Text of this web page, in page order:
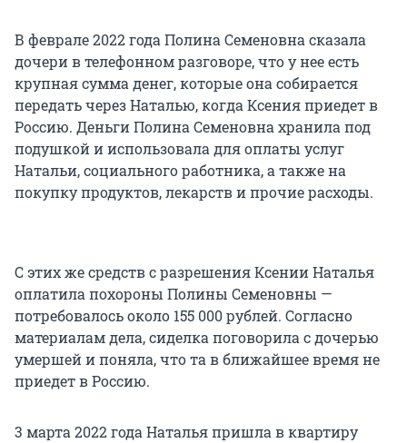
В феврале 2022 года Полина Семеновна сказала
дочери в телефонном разговоре, что у нее есть
крупная сумма денег, которые она собирается
передать через Наталью, когда Ксения приедет в
Россию. Деньги Полина Семеновна хранила под
подушкой и использовала для оплаты услуг
Натальи, социального работника, а также на
покупку продуктов, лекарств и прочие расходы.
С этих же средств с разрешения Ксении Наталья
оплатила похороны Полины Семеновны —
потребовалось около 155 000 рублей. Согласно
материалам дела, сиделка поговорила с дочерью
умершей и поняла, что та в ближайшее время не
приедет в Россию.
3 марта 2022 года Наталья пришла в квартиру